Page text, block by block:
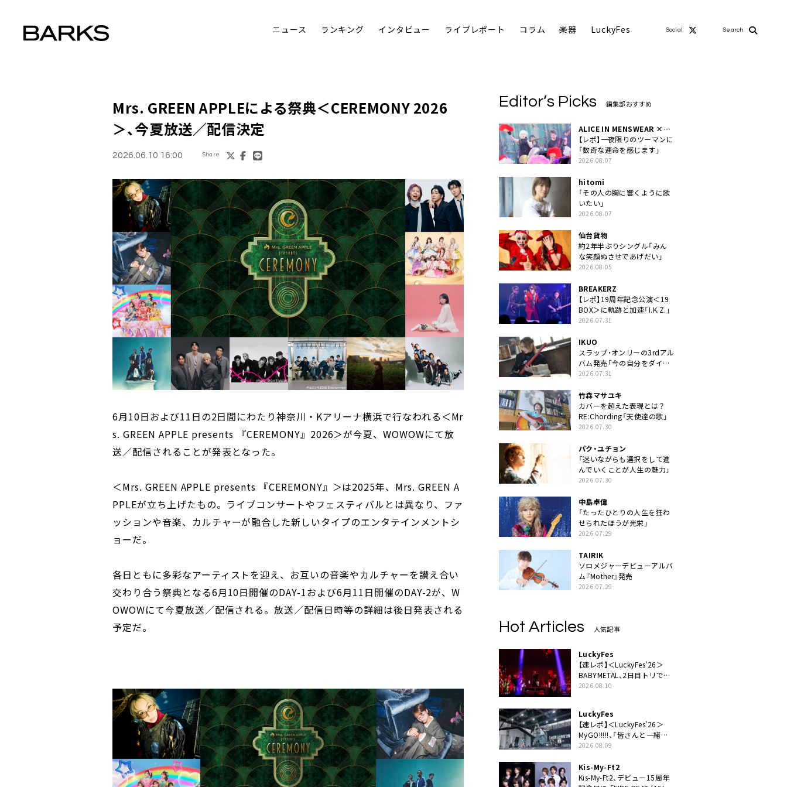
ニュース ランキング インタビュー ライブレポート コラム 楽器 LuckyFes Social Search
Mrs. GREEN APPLEによる祭典＜CEREMONY 2026
＞、今夏放送／配信決定
2026.06.10 16:00 Share
6月10日および11日の2日間にわたり神奈川・Kアリーナ横浜で行なわれる＜Mr
s. GREEN APPLE presents 『CEREMONY』2026＞が今夏、WOWOWにて放
送／配信されることが発表となった。
＜Mrs. GREEN APPLE presents 『CEREMONY』＞は2025年、Mrs. GREEN A
PPLEが立ち上げたもの。ライブコンサートやフェスティバルとは異なり、ファ
ッションや音楽、カルチャーが融合した新しいタイプのエンタテインメントシ
ョーだ。
各日ともに多彩なアーティストを迎え、お互いの音楽やカルチャーを讃え合い
交わり合う祭典となる6月10日開催のDAY-1および6月11日開催のDAY-2が、W
OWOWにて今夏放送／配信される。放送／配信日時等の詳細は後日発表される
予定だ。
Editor’s Picks 編集部おすすめ
ALICE IN MENSWEAR ×
MASCHERA
【レポ】一夜限りのツーマンに
「数奇な運命を感じます」
2026.08.07
hitomi
「その人の胸に響くように歌
いたい」
2026.08.07
仙台貨物
約2年半ぶりシングル「みん
な笑顔ぬさせであげだい」
2026.08.05
BREAKERZ
【レポ】19周年記念公演＜19
BOX＞に軌跡と加速「I.K.Z.」
2026.07.31
IKUO
スラップ・オンリーの3rdアル
バム発売「今の自分をダイレ
クトに」
2026.07.31
竹森マサユキ
カバーを超えた表現とは？
RE:Chording「天使達の歌」
2026.07.30
パク・ユチョン
「迷いながらも選択をして進
んでいくことが人生の魅力」
2026.07.30
中島卓偉
「たったひとりの人生を狂わ
せられたほうが光栄」
2026.07.29
TAIRIK
ソロメジャーデビューアルバ
ム『Mother』発売
2026.07.29
Hot Articles 人気記事
LuckyFes
【速レポ】＜LuckyFes’26＞
BABYMETAL、2日目トリで圧
倒的な存在感「超楽しいね！
2026.08.10
LuckyFes
【速レポ】＜LuckyFes’26＞
MyGO!!!!!、「皆さんと一緒に
素敵な時間を過ごしていけた
2026.08.09
Kis-My-Ft2
Kis-My-Ft2、デビュー15周年